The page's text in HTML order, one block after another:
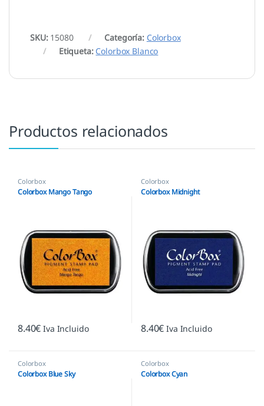
SKU: 15080 Categoría: Colorbox
Etiqueta: Colorbox Blanco
Productos relacionados
Colorbox
Colorbox Mango Tango
8.40€ Iva Incluido
Colorbox
Colorbox Midnight
8.40€ Iva Incluido
Colorbox
Colorbox Blue Sky
Colorbox
Colorbox Cyan